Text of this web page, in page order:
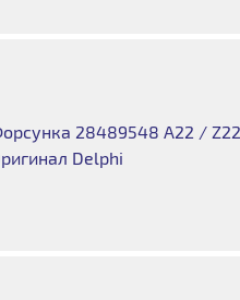
28489548 A22 /
Delphi